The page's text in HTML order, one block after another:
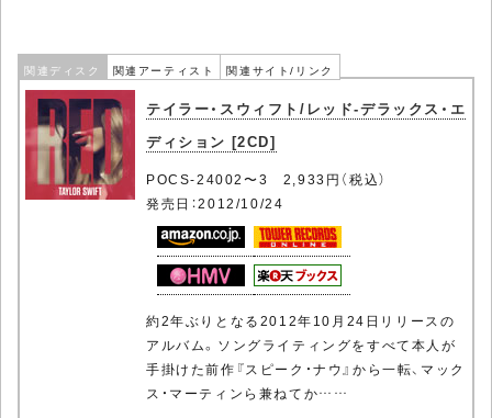
関連ディスク 関連アーティスト 関連サイト/リンク
テイラー・スウィフト/レッド-デラックス・エ
ディション [2CD]
POCS-24002〜3 2,933円（税込）
発売日：2012/10/24
約2年ぶりとなる2012年10月24日リリースの
アルバム。ソングライティングをすべて本人が
手掛けた前作『スピーク・ナウ』から一転、マック
ス・マーティンら兼ねてか……